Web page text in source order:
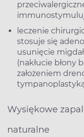
leczenie
stosuje się
usunięcie
(nakłucie błony
założeniem
Wysiękowe
naturalne